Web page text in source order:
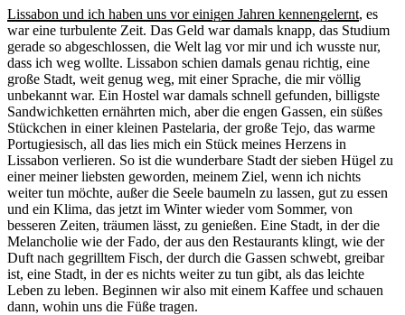
Lissabon und ich haben uns vor einigen Jahren kennengelernt, es
war eine turbulente Zeit. Das Geld war damals knapp, das Studium
gerade so abgeschlossen, die Welt lag vor mir und ich wusste nur,
dass ich weg wollte. Lissabon schien damals genau richtig, eine
große Stadt, weit genug weg, mit einer Sprache, die mir völlig
unbekannt war. Ein Hostel war damals schnell gefunden, billigste
Sandwichketten ernährten mich, aber die engen Gassen, ein süßes
Stückchen in einer kleinen Pastelaria, der große Tejo, das warme
Portugiesisch, all das lies mich ein Stück meines Herzens in
Lissabon verlieren. So ist die wunderbare Stadt der sieben Hügel zu
einer meiner liebsten geworden, meinem Ziel, wenn ich nichts
weiter tun möchte, außer die Seele baumeln zu lassen, gut zu essen
und ein Klima, das jetzt im Winter wieder vom Sommer, von
besseren Zeiten, träumen lässt, zu genießen. Eine Stadt, in der die
Melancholie wie der Fado, der aus den Restaurants klingt, wie der
Duft nach gegrilltem Fisch, der durch die Gassen schwebt, greibar
ist, eine Stadt, in der es nichts weiter zu tun gibt, als das leichte
Leben zu leben. Beginnen wir also mit einem Kaffee und schauen
dann, wohin uns die Füße tragen.